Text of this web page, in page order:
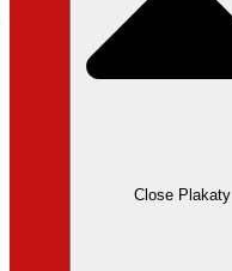
Close Plakaty